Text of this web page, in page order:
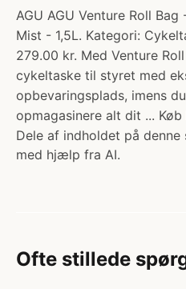
AGU AGU Venture Roll
Mist - 1,5L. Kategori:
279.00 kr. Med Venture
cykeltaske til styret med
opbevaringsplads, imens
opmagasinere alt dit ...
Dele af indholdet på
med hjælp fra AI.
Ofte stillede